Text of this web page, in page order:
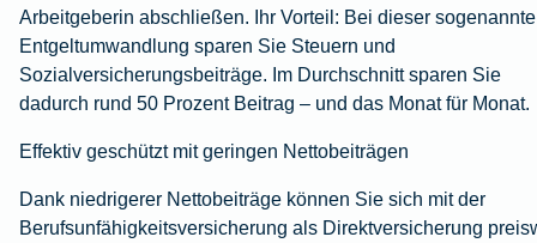
Arbeitgeberin abschließen. Ihr Vorteil: Bei dieser
Entgeltumwandlung sparen Sie Steuern und
Sozialversicherungsbeiträge. Im Durchschnitt sparen Sie
dadurch rund 50 Prozent Beitrag – und das Monat für Monat.
Effektiv geschützt mit geringen Nettobeiträgen
Dank niedrigerer Nettobeiträge können Sie sich mit der
Berufsunfähigkeitsversicherung als Direktversicherung